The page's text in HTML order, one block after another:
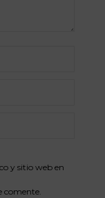
y sitio web en
comente.